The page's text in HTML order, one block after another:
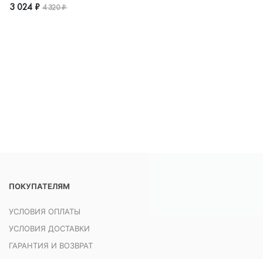
3 024 ₽ 4 320 ₽
ПОКУПАТЕЛЯМ
УСЛОВИЯ ОПЛАТЫ
УСЛОВИЯ ДОСТАВКИ
ГАРАНТИЯ И ВОЗВРАТ